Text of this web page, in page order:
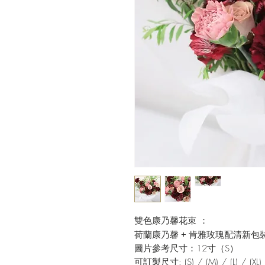
雙色康乃馨花束 ：
荷蘭康乃馨 + 肯雅玫瑰配清新包
圖片參考尺寸：12寸（S）
可訂製尺寸: (S) / (M) / (L) / (XL)